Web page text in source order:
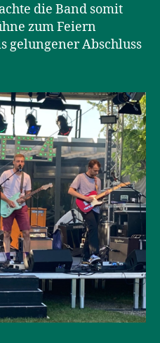
die Band somit
zum Feiern
gelungener Abschluss